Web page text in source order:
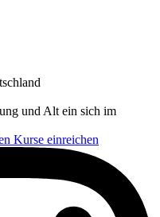
und Alt ein sich im
Kurse einreichen